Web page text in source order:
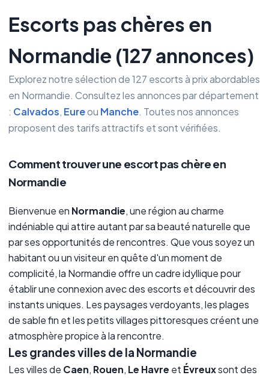
Escorts pas chères en
Normandie (127 annonces)
Explorez notre sélection de 127 escorts à prix abordables
en Normandie. Consultez les annonces par département
: Calvados, Eureou Manche. Toutes nos annonces
proposent des tarifs attractifs et sont vérifiées.
Comment trouver une escort pas chère en
Normandie
Bienvenue en Normandie, une région au charme
indéniable qui attire autant par sa beauté naturelle que
par ses opportunités de rencontres. Que vous soyez un
habitant ou un visiteur en quête d'un moment de
complicité, la Normandie offre un cadre idyllique pour
établir une connexion avec des escorts et découvrir des
instants uniques. Les paysages verdoyants, les plages
de sable fin et les petits villages pittoresques créent une
atmosphère propice à la rencontre.
Les grandes villes de la Normandie
Les villes de Caen, Rouen, Le Havre et Évreuxsont des